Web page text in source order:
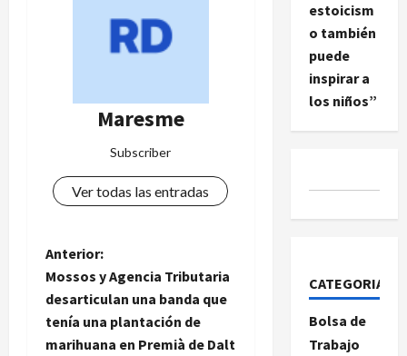
Maresme
Subscriber
Ver todas las entradas
N
a
v
Anterior:
Mossos y Agencia Tributaria
desarticulan una banda que
tenía una plantación de
marihuana en Premià de Dalt
estoicism
o también
puede
inspirar a
los niños”
CATEGORIAS
Bolsa de
Trabajo